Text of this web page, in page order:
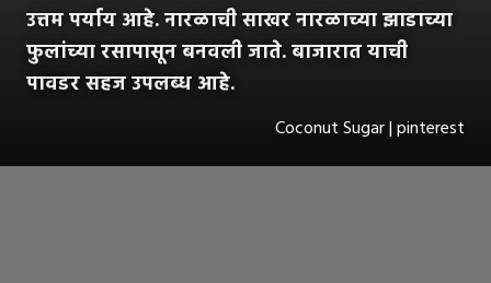
उत्तम पर्याय आहे. नारळाची साखर नारळाच्या झाडाच्या
फुलांच्या रसापासून बनवली जाते. बाजारात याची
पावडर सहज उपलब्ध आहे.
Coconut Sugar | pinterest